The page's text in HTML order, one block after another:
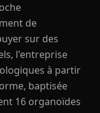
de
sur des
l'entreprise
à partir
baptisée
16 organoïdes